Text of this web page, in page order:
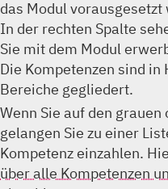
das Modul
In der rechten Spalte
Sie mit dem Modul
Die Kompetenzen sind
Bereiche gegliedert.
Wenn Sie auf den
gelangen Sie zu einer
Kompetenz einzahlen.
über alle Kompetenzen